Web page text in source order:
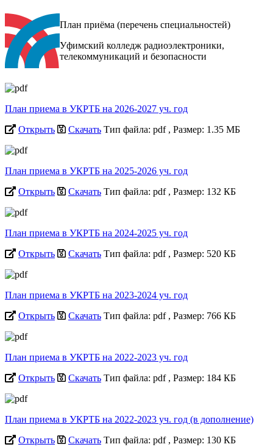
План приёма (перечень специальностей)
Уфимский колледж радиоэлектроники,
телекоммуникаций и безопасности
План приема в УКРТБ на 2026-2027 уч. год
Открыть
Скачать Тип файла: pdf , Размер: 1.35 МБ
План приема в УКРТБ на 2025-2026 уч. год
Открыть
Скачать Тип файла: pdf , Размер: 132 КБ
План приема в УКРТБ на 2024-2025 уч. год
Открыть
Скачать Тип файла: pdf , Размер: 520 КБ
План приема в УКРТБ на 2023-2024 уч. год
Открыть
Скачать Тип файла: pdf , Размер: 766 КБ
План приема в УКРТБ на 2022-2023 уч. год
Открыть
Скачать Тип файла: pdf , Размер: 184 КБ
План приема в УКРТБ на 2022-2023 уч. год (в дополнение)
Открыть
Скачать Тип файла: pdf , Размер: 130 КБ